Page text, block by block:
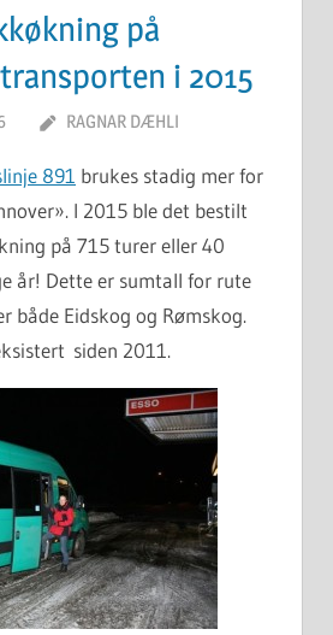
på
i 2015
RAGNAR DÆHLI
891 brukes stadig mer for
I 2015 ble det bestilt
på 715 turer eller 40
år! Dette er sumtall for rute
både Eidskog og Rømskog.
siden 2011.